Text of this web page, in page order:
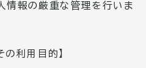
情報の厳重な管理を行いま
の利用目的】